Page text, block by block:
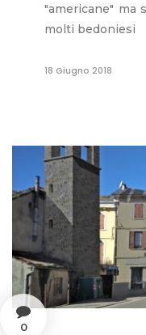
"americane" ma
molti bedoniesi
18 Giugno 2018
0